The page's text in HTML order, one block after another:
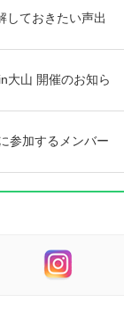
ておきたい声出
大山 開催のお知ら
参加するメンバー